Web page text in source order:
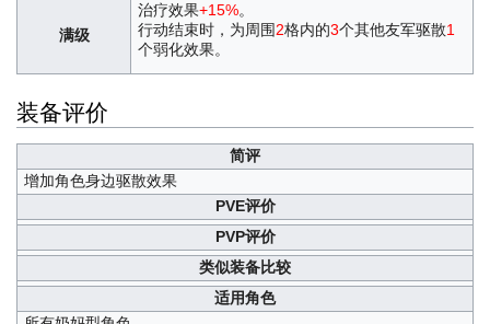
满级
治疗效果+15%。
行动结束时，为周围2格内的3个其他友军驱散1
个弱化效果。
装备评价
简评
增加角色身边驱散效果
PVE评价
PVP评价
类似装备比较
适用角色